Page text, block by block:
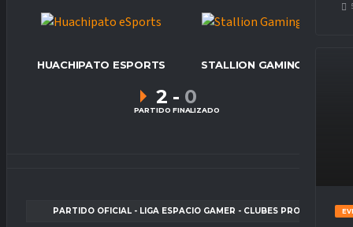
HUACHIPATO ESPORTS STALLION GAMING
2 - 0
PARTIDO FINALIZADO
PARTIDO OFICIAL - LIGA ESPACIO GAMER - CLUBES PRO